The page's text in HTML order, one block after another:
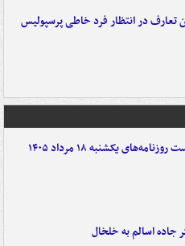
تعارف در انتظار فرد خاطی پرسپولیس
یکشنبه ۱۸ مرداد ۱۴۰۵
جاده اسالم به خلخال